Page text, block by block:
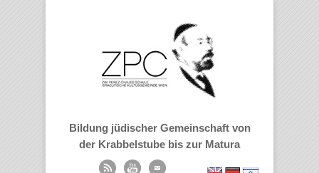
Bildung jüdischer Gemeinschaft von
der Krabbelstube bis zur Matura